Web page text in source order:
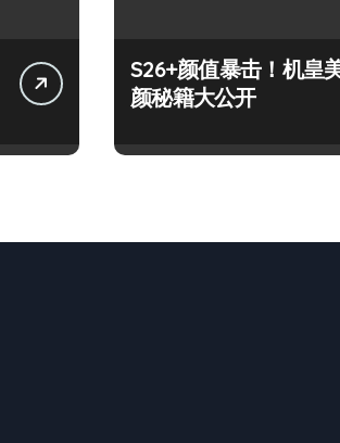
S26+颜值暴击！机皇
颜秘籍大公开